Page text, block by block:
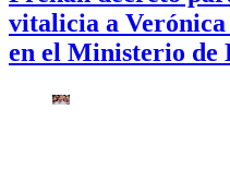
vitalicia a
en el Ministerio de